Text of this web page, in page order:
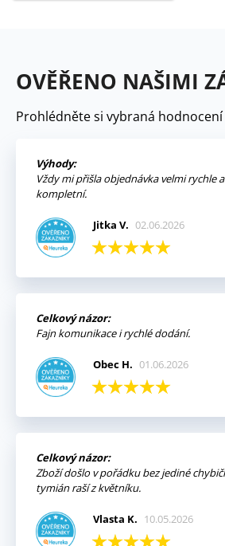
OVĚŘENO NAŠIMI
Prohlédněte si vybraná hodnocení
Výhody:
Vždy mi přišla objednávka velmi rychle
kompletní.
Jitka V. 02.06.2026
Celkový názor:
Fajn komunikace i rychlé dodání.
Obec H. 01.06.2026
Celkový názor:
Zboží došlo v pořádku bez jediné
tymián raší z květníku.
Vlasta K. 10.05.2026